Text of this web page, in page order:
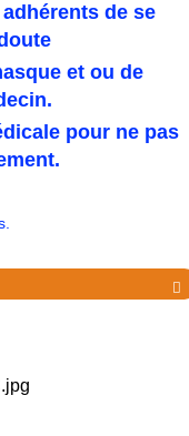
de se
et ou de
pour ne pas
